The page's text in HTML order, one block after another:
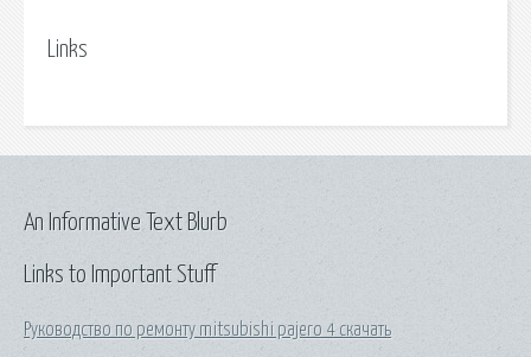
Links
Links to Important Stuff
Руководство по ремонту mitsubishi pajero 4 скачать
An Informative Text Blurb